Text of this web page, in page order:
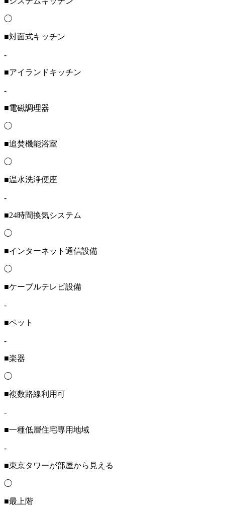
◯
■対面式キッチン
-
■アイランドキッチン
-
■電磁調理器
◯
■追焚機能浴室
◯
■温水洗浄便座
-
■24時間換気システム
◯
■インターネット通信設備
◯
■ケーブルテレビ設備
-
■ペット
-
■楽器
◯
■複数路線利用可
-
■一種低層住宅専用地域
-
■東京タワーが部屋から見える
◯
■最上階